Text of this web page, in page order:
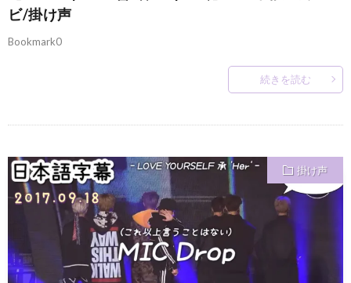
ビ/掛け声
Bookmark0
続きを読む
掛け声